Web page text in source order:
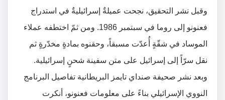
وقبل نشر التحقيق، نجحت عميلةٌ إسرائيليةٌ في استدراج
فعنونو إلى روما في سبتمبر 1986. ومن ثمّ اختطفه عملاء
الموساد في شقّةٍ أُعدّت مسبقاً، وحقنوه بمادةٍ مخدّرةٍ ثم
نقل سرّاً إلى إسرائيل على متن سفينة شحنٍ إسرائيلية.
وبعد نشر صحيفة صنداي تايمز البريطانية تفاصيل البرنامج
النووي الإسرائيلي بناءً على معلومات فعنونو، أنكرت